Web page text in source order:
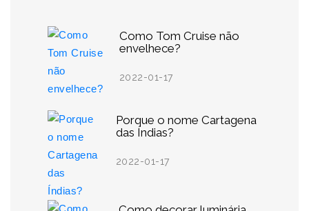
Como Tom Cruise não
envelhece?
2022-01-17
Porque o nome Cartagena
das Índias?
2022-01-17